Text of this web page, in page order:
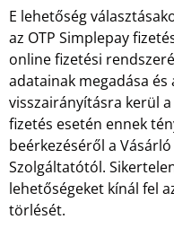
E lehetőség
az OTP Simplepay
online fizetési
adatainak megadása
visszairányításra kerül
fizetés esetén ennek
beérkezéséről a
Szolgáltatótól.
lehetőségeket kínál fel
törlését.